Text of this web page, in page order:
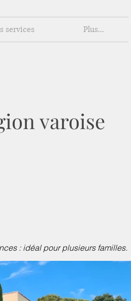
services Plus...
varoise
: idéal pour plusieurs familles.